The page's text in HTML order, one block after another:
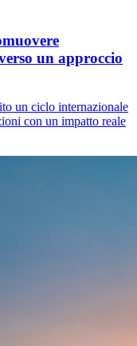
un approccio
un ciclo internazionale
con un impatto reale